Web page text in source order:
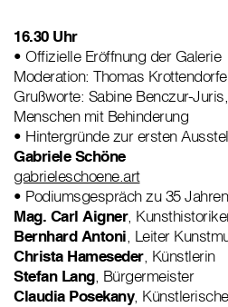
16.30 Uhr
• Offizielle Eröffnung der Galerie
Moderation: Thomas
Grußworte: Sabine Benczur-
Menschen mit Behinderung
• Hintergründe zur ersten
Gabriele Schöne
gabrieleschoene.art
• Podiumsgespräch zu 35
Mag. Carl Aigner,
Bernhard Antoni, Leiter
Christa Hameseder, Künstlerin
Stefan Lang, Bürgermeister
Claudia Posekany,